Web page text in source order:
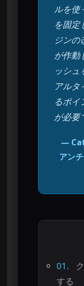
ルを使
を固定
ジン
が作動
ッシ
アル
るポイ
が必要
—
アン
01.
する